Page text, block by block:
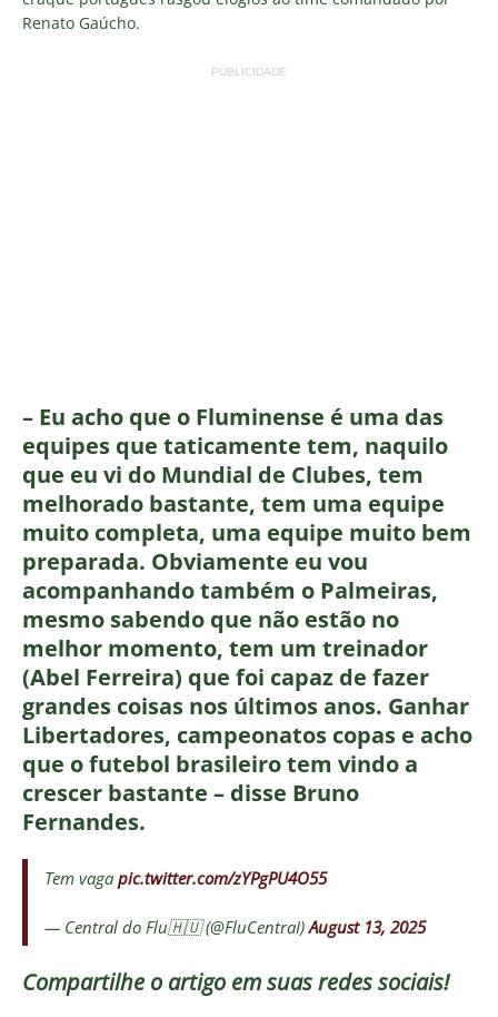
Renato Gaúcho.
PUBLICIDADE
– Eu acho que o Fluminense é uma das
equipes que taticamente tem, naquilo
que eu vi do Mundial de Clubes, tem
melhorado bastante, tem uma equipe
muito completa, uma equipe muito bem
preparada. Obviamente eu vou
acompanhando também o Palmeiras,
mesmo sabendo que não estão no
melhor momento, tem um treinador
(Abel Ferreira) que foi capaz de fazer
grandes coisas nos últimos anos. Ganhar
Libertadores, campeonatos copas e acho
que o futebol brasileiro tem vindo a
crescer bastante – disse Bruno
Fernandes.
Tem vaga pic.twitter.com/zYPgPU4O55
— Central do Flu🇭🇺 (@FluCentraI)August 13, 2025
Compartilhe o artigo em suas redes sociais!